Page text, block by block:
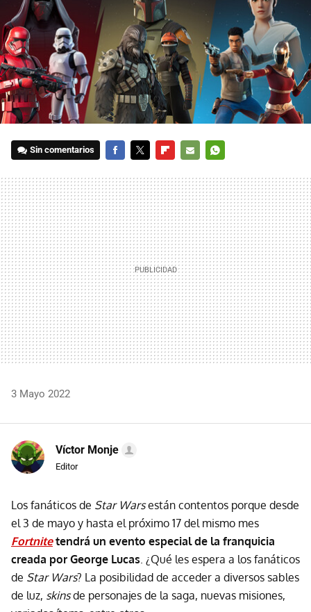
Sin comentarios
MAIL
3 Mayo 2022
Víctor Monje
Editor
Los fanáticos de Star Warsestán contentos porque desde
el 3 de mayo y hasta el próximo 17 del mismo mes
Fortnitetendrá un evento especial de la franquicia
creada por George Lucas . ¿Qué les espera a los fanáticos
de Star Wars? La posibilidad de acceder a diversos sables
de luz, skinsde personajes de la saga, nuevas misiones,